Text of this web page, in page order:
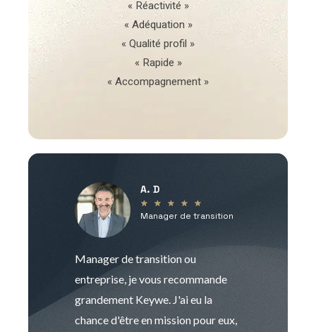
« Réactivité »
« Adéquation »
« Qualité profil »
« Rapide »
« Accompagnement »
A. D
★ ★ ★ ★ ★
Manager de transition
Manager de transition ou
entreprise, je vous recommande
grandement Keywe. J'ai eu la
chance d'être en mission pour eux,